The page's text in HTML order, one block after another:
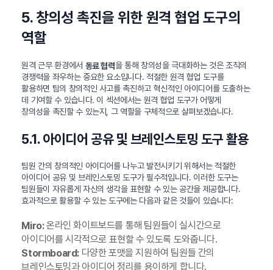
5. 창의성 촉진을 위한 원격 협업 도구의
역할
원격 근무 환경에서 동료 협력을 통해 창의성을 극대화하는 것은 조직의
경쟁력을 좌우하는 중요한 요소입니다. 적절한 원격 협업 도구를
활용하면 팀의 창의적인 사고를 촉진하고 혁신적인 아이디어를 도출하는
데 기여할 수 있습니다. 이 섹션에서는 원격 협업 도구가 어떻게
창의성을 촉진할 수 있는지, 그 역할을 구체적으로 살펴보겠습니다.
5.1. 아이디어 공유 및 브레인스토밍 도구 활용
팀원 간의 창의적인 아이디어를 나누고 발전시키기 위해서는 적절한
아이디어 공유 및 브레인스토밍 도구가 필수적입니다. 이러한 도구는
팀원들이 자유롭게 자신의 생각을 표현할 수 있는 공간을 제공합니다.
효과적으로 활용할 수 있는 도구에는 다음과 같은 것들이 있습니다:
Miro:온라인 화이트보드를 통해 팀원들이 실시간으로
아이디어를 시각적으로 표현할 수 있도록 도와줍니다.
Stormboard:다양한 포맷을 지원하여 팀원들 간의
브레인스토밍과 아이디어 정리를 용이하게 합니다.